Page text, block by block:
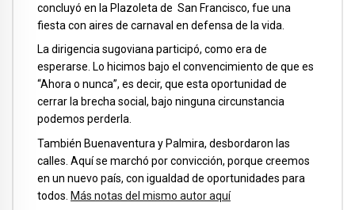
concluyó en la Plazoleta de San Francisco, fue una
fiesta con aires de carnaval en defensa de la vida.
La dirigencia sugoviana participó, como era de
esperarse. Lo hicimos bajo el convencimiento de que es
“Ahora o nunca”, es decir, que esta oportunidad de
cerrar la brecha social, bajo ninguna circunstancia
podemos perderla.
También Buenaventura y Palmira, desbordaron las
calles. Aquí se marchó por convicción, porque creemos
en un nuevo país, con igualdad de oportunidades para
todos. Más notas del mismo autor aquí